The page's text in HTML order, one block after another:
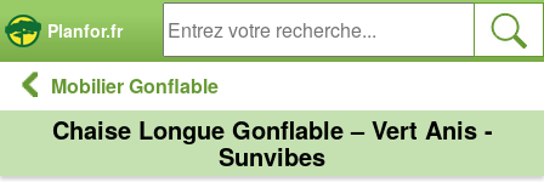
Planfor.fr
Mobilier Gonflable
Chaise Longue Gonflable – Vert Anis -
Sunvibes
Panneau de gestion des cookies